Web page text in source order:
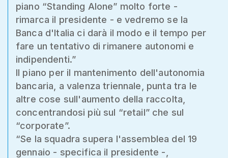
piano “Standing Alone” molto forte -
rimarca il presidente - e vedremo se la
Banca d'Italia ci darà il modo e il tempo per
fare un tentativo di rimanere autonomi e
indipendenti.”
Il piano per il mantenimento dell'autonomia
bancaria, a valenza triennale, punta tra le
altre cose sull'aumento della raccolta,
concentrandosi più sul “retail” che sul
“corporate”.
“Se la squadra supera l'assemblea del 19
gennaio - specifica il presidente -,